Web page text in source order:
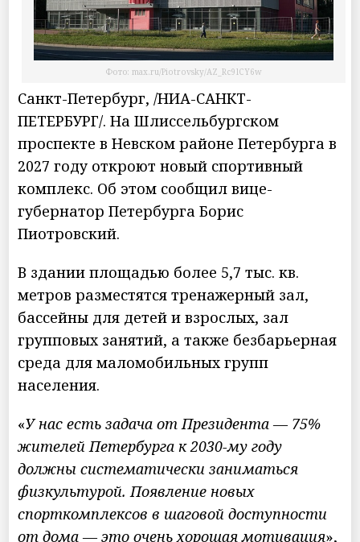
Фото: max.ru/Piotrovsky/AZ_Rc9lCY6w
Санкт-Петербург, /НИА-САНКТ-
ПЕТЕРБУРГ/. На Шлиссельбургском
проспекте в Невском районе Петербурга в
2027 году откроют новый спортивный
комплекс. Об этом сообщил вице-
губернатор Петербурга Борис
Пиотровский.
В здании площадью более 5,7 тыс. кв.
метров разместятся тренажерный зал,
бассейны для детей и взрослых, зал
групповых занятий, а также безбарьерная
среда для маломобильных групп
населения.
«У нас есть задача от Президента — 75%
жителей Петербурга к 2030-му году
должны систематически заниматься
физкультурой. Появление новых
спорткомплексов в шаговой доступности
от дома — это очень хорошая мотивация»,